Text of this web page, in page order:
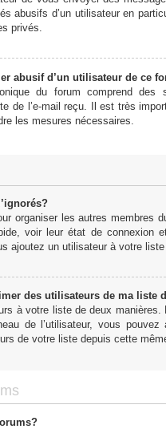
abusifs d’un utilisateur en
privés.
abusif d’un utilisateur de ce
du forum comprend
de l’e-mail reçu. Il est très
les mesures nécessaires.
organiser les autres membres
voir leur état de connexion
ajoutez un utilisateur à votre
des utilisateurs de ma liste
à votre liste de deux
de l’utilisateur, vous
de votre liste depuis cette